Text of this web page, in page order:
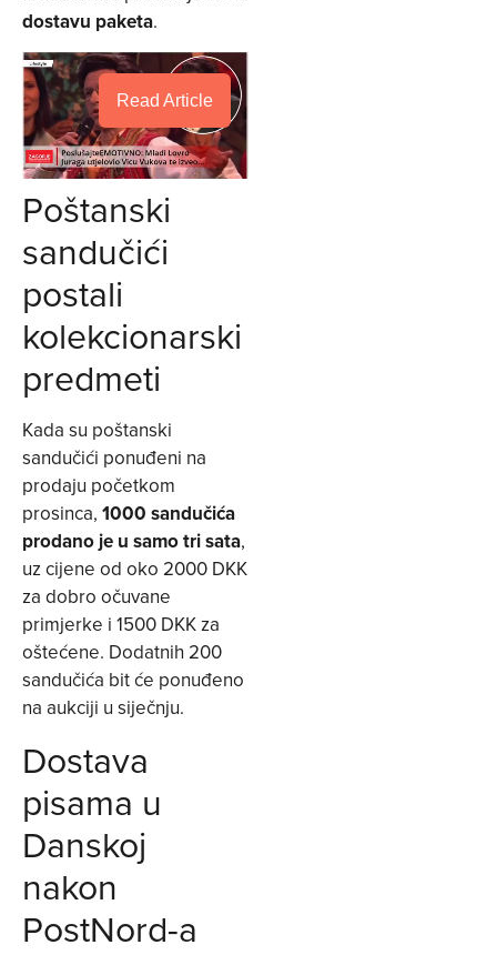
dostavu paketa.
Read Article
Poštanski
sandučići
postali
kolekcionarski
predmeti
Kada su poštanski
sandučići ponuđeni na
prodaju početkom
prosinca, 1000 sandučića
prodano je u samo tri sata,
uz cijene od oko 2000 DKK
za dobro očuvane
primjerke i 1500 DKK za
oštećene. Dodatnih 200
sandučića bit će ponuđeno
na aukciji u siječnju.
Dostava
pisama u
Danskoj
nakon
PostNord-a